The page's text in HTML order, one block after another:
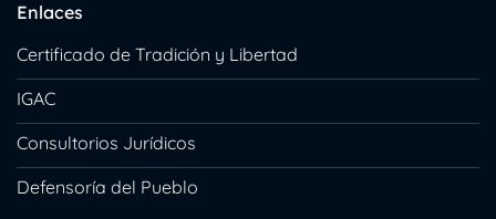
Enlaces
Certificado de Tradición y Libertad
IGAC
Consultorios Jurídicos
Defensoría del Pueblo